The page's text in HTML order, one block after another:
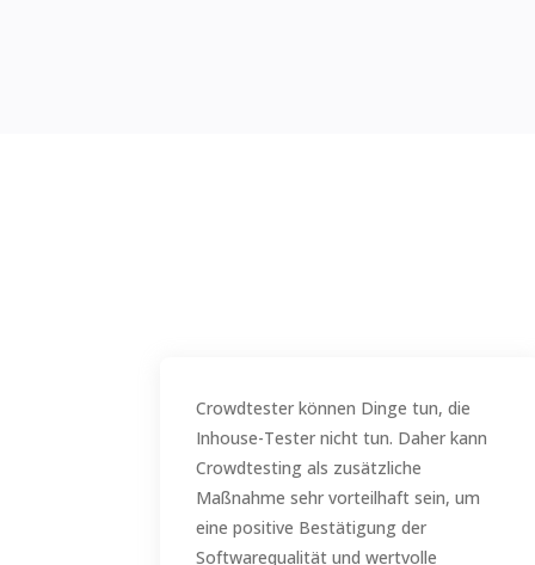
Crowdtester können Dinge tun, die
Inhouse-Tester nicht tun. Daher kann
Crowdtesting als zusätzliche
Maßnahme sehr vorteilhaft sein, um
eine positive Bestätigung der
Softwarequalität und wertvolle